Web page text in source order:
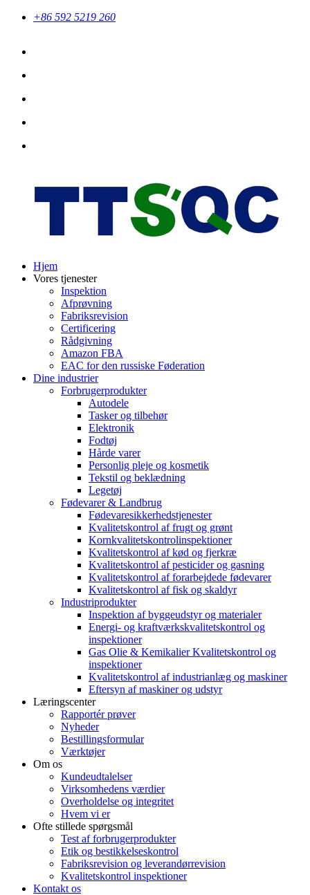
+86 592 5219 260
Hjem
Vores tjenester
Inspektion
Afprøvning
Fabriksrevision
Certificering
Rådgivning
Amazon FBA
EAC for den russiske Føderation
Dine industrier
Forbrugerprodukter
Autodele
Tasker og tilbehør
Elektronik
Fodtøj
Hårde varer
Personlig pleje og kosmetik
Tekstil og beklædning
Legetøj
Fødevarer & Landbrug
Fødevaresikkerhedstjenester
Kvalitetskontrol af frugt og grønt
Kornkvalitetskontrolinspektioner
Kvalitetskontrol af kød og fjerkræ
Kvalitetskontrol af pesticider og gasning
Kvalitetskontrol af forarbejdede fødevarer
Kvalitetskontrol af fisk og skaldyr
Industriprodukter
Inspektion af byggeudstyr og materialer
Energi- og kraftværkskvalitetskontrol og
inspektioner
Gas Olie & Kemikalier Kvalitetskontrol og
inspektioner
Kvalitetskontrol af industrianlæg og maskiner
Eftersyn af maskiner og udstyr
Læringscenter
Rapportér prøver
Nyheder
Bestillingsformular
Værktøjer
Om os
Kundeudtalelser
Virksomhedens værdier
Overholdelse og integritet
Hvem vi er
Ofte stillede spørgsmål
Test af forbrugerprodukter
Etik og bestikkelseskontrol
Fabriksrevision og leverandørrevision
Kvalitetskontrol inspektioner
Kontakt os